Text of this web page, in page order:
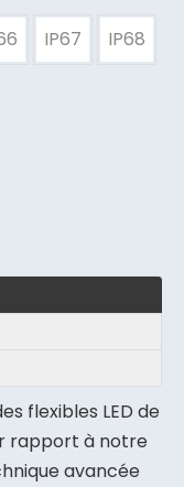
IP67 IP68
flexibles LED de
rapport à notre
avancée